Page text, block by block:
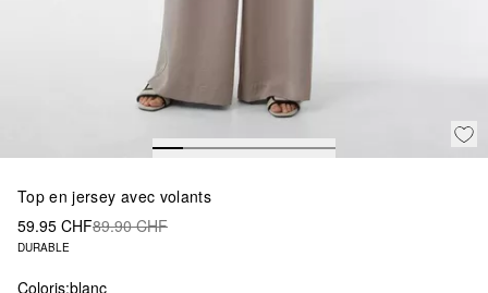
Top en jersey avec volants
59.95 CHF89.90 CHF
DURABLE
Coloris:blanc